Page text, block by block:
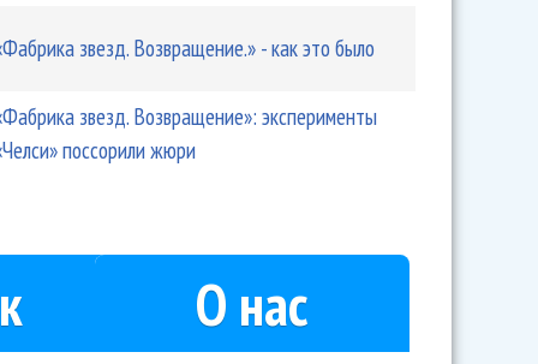
звезд. Возвращение.» - как это было
звезд. Возвращение»: эксперименты
поссорили жюри
О нас